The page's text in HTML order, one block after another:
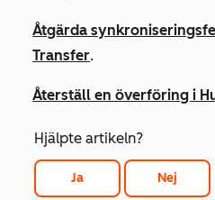
Åtgärda
Transfer.
Återställ en överföring i
Hjälpte artikeln?
Ja Nej